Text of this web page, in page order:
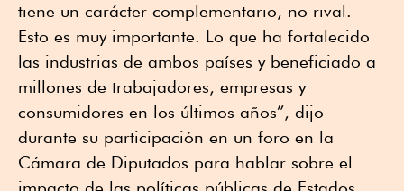
tiene un carácter complementario, no rival.
Esto es muy importante. Lo que ha fortalecido
las industrias de ambos países y beneficiado a
millones de trabajadores, empresas y
consumidores en los últimos años”, dijo
durante su participación en un foro en la
Cámara de Diputados para hablar sobre el